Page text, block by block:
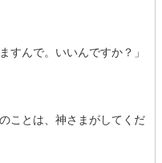
すんで。いいんですか？」
ことは、神さまがしてくだ